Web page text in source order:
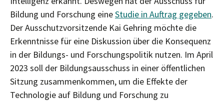
Bildung und Forschung eineStudie in Auftrag gegeben.
Der Ausschutzvorsitzende Kai Gehring möchte die
Erkenntnisse für eine Diskussion über die Konsequenz
in der Bildungs- und Forschungspolitik nutzen. Im April
2023 soll der Bildungsausschuss in einer öffentlichen
Sitzung zusammenkommen, um die Effekte der
Technologie auf Bildung und Forschung zu